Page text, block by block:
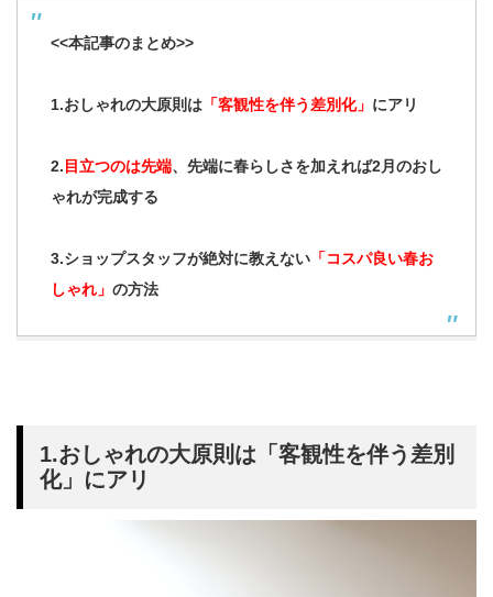
<<本記事のまとめ>>
1.おしゃれの大原則は 「客観性を伴う差別化」 にアリ
2. 目立つのは先端、先端に春らしさを加えれば2月のおし
ゃれが完成する
3.ショップスタッフが絶対に教えない 「コスパ良い春お
しゃれ」 の方法
1.おしゃれの大原則は「客観性を伴う差別
化」にアリ